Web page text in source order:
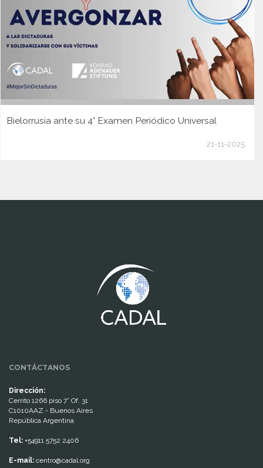
Bielorrusia ante su 4° Examen Periódico Universal
21-11-2025
CONTÁCTANOS
Dirección:
Cerrito 1266 piso 7° Of. 31
C1010AAZ - Buenos Aires
República Argentina
Tel: +54911 5752 2406
E-mail: centro@cadal.org